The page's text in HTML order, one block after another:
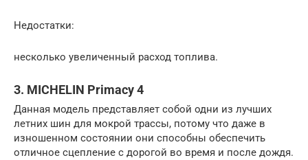
Недостатки:
несколько увеличенный расход топлива.
3. MICHELIN Primacy 4
Данная модель представляет собой одни из лучших
летних шин для мокрой трассы, потому что даже в
изношенном состоянии они способны обеспечить
отличное сцепление с дорогой во время и после дождя.